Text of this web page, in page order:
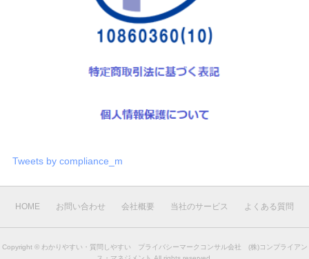
Tweets by compliance_m
HOME お問い合わせ 会社概要 当社のサービス よくある質問
Copyright © わかりやすい・質問しやすい プライバシーマークコンサル会社 (株)コンプライアン